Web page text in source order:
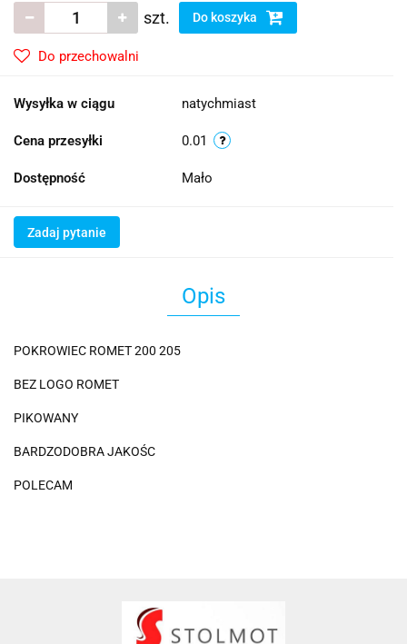
szt. Do koszyka
Do przechowalni
Wysyłka w ciągu natychmiast
Cena przesyłki 0.01
Dostępność Mało
Zadaj pytanie
Opis
POKROWIEC ROMET 200 205
BEZ LOGO ROMET
PIKOWANY
BARDZODOBRA JAKOŚC
POLECAM